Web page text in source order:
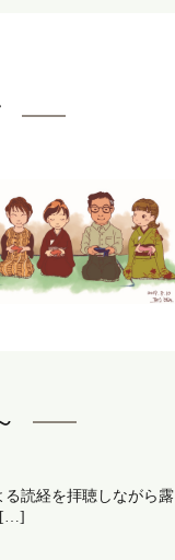
読経を拝聴しながら露
[…]